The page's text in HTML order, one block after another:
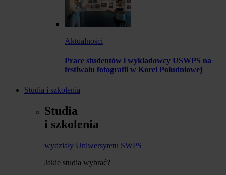
Aktualności
Prace studentów i wykładowcy USWPS na
festiwalu fotografii w Korei Południowej
Studia i szkolenia
Studia
i szkolenia
wydziały Uniwersytetu SWPS
Jakie studia wybrać?